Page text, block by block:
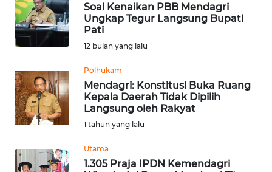
Soal Kenaikan PBB Mendagri
Ungkap Tegur Langsung Bupati
Pati
12 bulan yang lalu
Polhukam
Mendagri: Konstitusi Buka Ruang
Kepala Daerah Tidak Dipilih
Langsung oleh Rakyat
1 tahun yang lalu
Utama
1.305 Praja IPDN Kemendagri
WN
SUMEDANG
WN
KEPULAUAN
SERIBU
WN
TANGERANG